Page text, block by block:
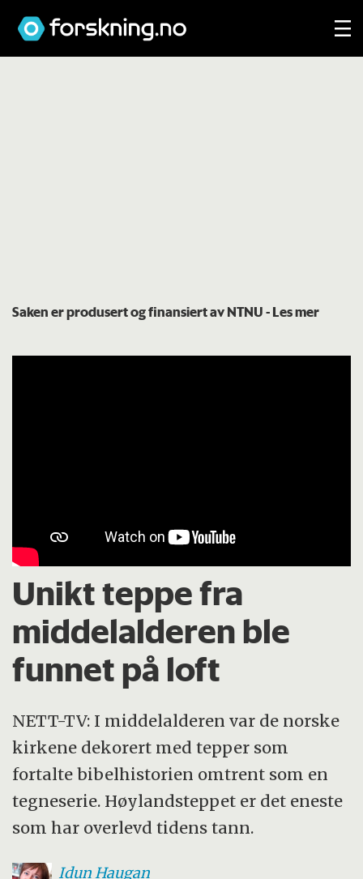
Saken er produsert og finansiert av NTNU- Les mer
Unikt teppe fra
middelalderen ble
funnet på loft
NETT-TV: I middelalderen var de norske
kirkene dekorert med tepper som
fortalte bibelhistorien omtrent som en
tegneserie. Høylandsteppet er det eneste
som har overlevd tidens tann.
IdunHaugan